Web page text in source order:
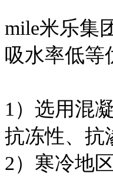
mile米乐集
吸水率低等
1）选用混
抗冻性、抗
2）寒冷地